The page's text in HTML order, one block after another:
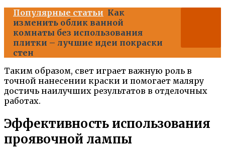
Популярные статьи Как
изменить облик ванной
комнаты без использования
плитки – лучшие идеи покраски
стен
Таким образом, свет играет важную роль в
точной нанесении краски и помогает маляру
достичь наилучших результатов в отделочных
работах.
Эффективность использования
проявочной лампы